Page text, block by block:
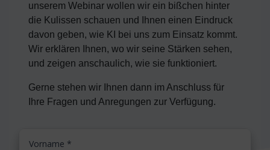
unserem Webinar wollen wir ein bißchen hinter
die Kulissen schauen und Ihnen einen Eindruck
davon geben, wie KI bei uns zum Einsatz kommt.
Wir erklären Ihnen, wo wir seine Stärken sehen,
und zeigen anschaulich, wie sie funktioniert.
Gerne stehen wir Ihnen dann im Anschluss für
Ihre Fragen und Anregungen zur Verfügung.
Vorname *